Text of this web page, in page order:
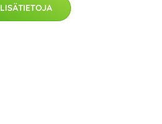
LISÄTIETOJA